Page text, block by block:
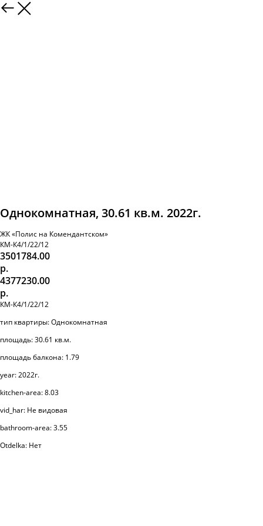
Однокомнатная, 30.61 кв.м. 2022г.
ЖК «Полис на Комендантском»
КМ-К4/1/22/12
3501784.00
р.
4377230.00
р.
КМ-К4/1/22/12
тип квартиры: Однокомнатная
площадь: 30.61 кв.м.
площадь балкона: 1.79
year: 2022г.
kitchen-area: 8.03
vid_har: Не видовая
bathroom-area: 3.55
Otdelka: Нет